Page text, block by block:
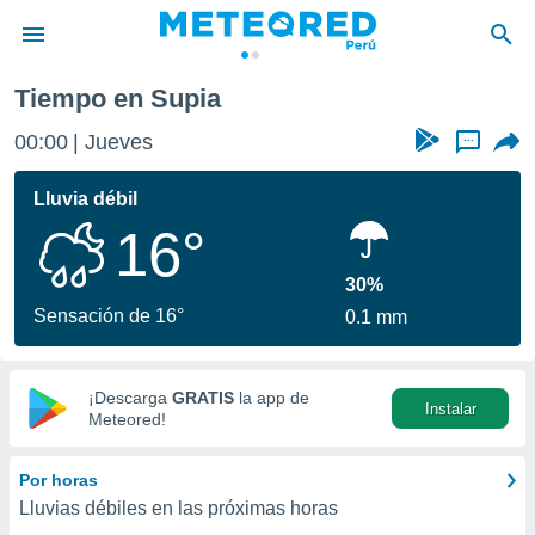
de
ha sido
para
que se
calidad.
a este
las
y
digital
basada
Tiempo en Supia
00:00 Jueves ...
Lluvia débil
16°
Sensación de 16°
30%
0.1 mm
¡Descarga GRATIS la app de
Meteored!
Instalar
Por horas
Lluvias débiles en las próximas horas